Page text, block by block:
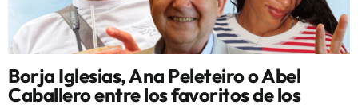
Borja Iglesias, Ana Peleteiro o Abel
Caballero entre los favoritos de los